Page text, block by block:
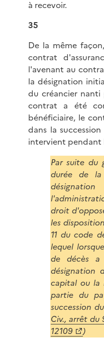
à recevoir.
35
De la même
contrat
l'avenant au
la désignation
du créancier
contrat a été
bénéficiaire, le
dans la
intervient pendant
Par suite du
durée de la
désignation
droit
les
11 du code
lequel
de décès a
désignation
capital ou la
partie du
succession
Civ., arrêt du
12109
)